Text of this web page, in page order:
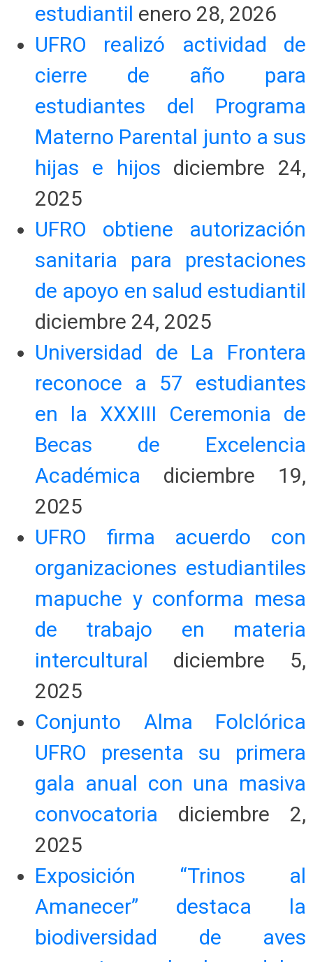
estudiantil enero 28, 2026
UFRO realizó actividad de
cierre de año para
estudiantes del Programa
Materno Parental junto a sus
hijas e hijos diciembre 24,
2025
UFRO obtiene autorización
sanitaria para prestaciones
de apoyo en salud estudiantil
diciembre 24, 2025
Universidad de La Frontera
reconoce a 57 estudiantes
en la XXXIII Ceremonia de
Becas de Excelencia
Académica
diciembre 19,
2025
UFRO firma acuerdo con
organizaciones estudiantiles
mapuche y conforma mesa
de trabajo en materia
intercultural
diciembre 5,
2025
Conjunto Alma Folclórica
UFRO presenta su primera
gala anual con una masiva
convocatoria
diciembre 2,
2025
Exposición “Trinos al
Amanecer” destaca la
biodiversidad de aves